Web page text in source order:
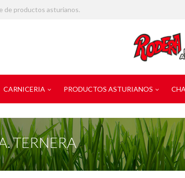
de productos asturianos.
CARNICERIA PRODUCTOS ASTURIANOS
TERNERA